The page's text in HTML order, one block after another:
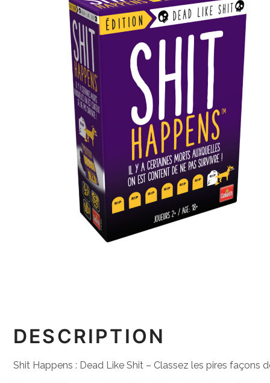
DESCRIPTION
Shit Happens : Dead Like Shit – Classez les pires façons